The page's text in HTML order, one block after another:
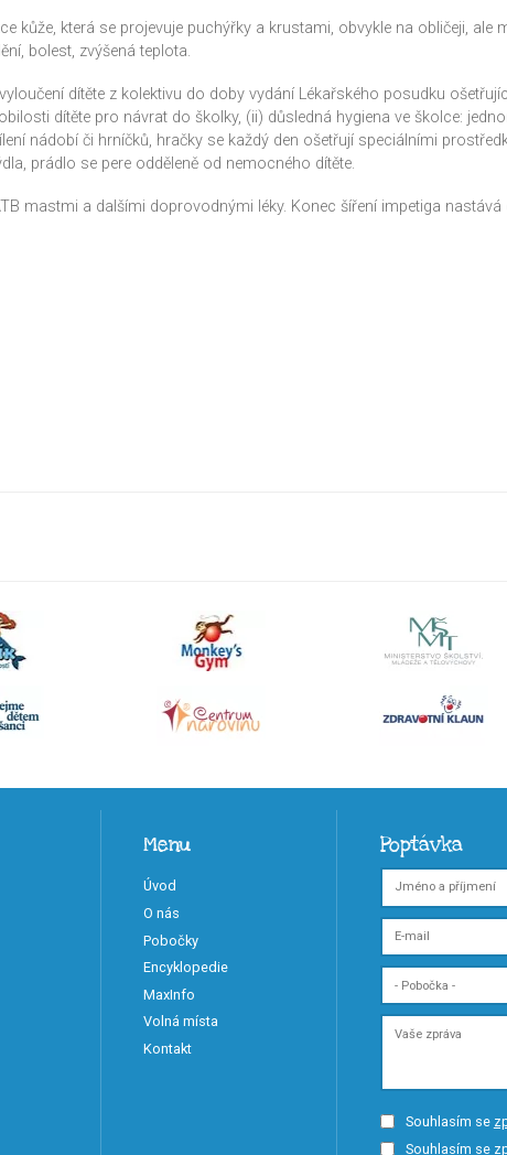
kůže, která se projevuje puchýřky a krustami, obvykle na obličeji, ale
bolest, zvýšená teplota.
dítěte z kolektivu do doby vydání Lékařského posudku
dítěte pro návrat do školky, (ii) důsledná hygiena ve školce:
nádobí či hrníčků, hračky se každý den ošetřují speciálními
prádlo se pere odděleně od nemocného dítěte.
mastmi a dalšími doprovodnými léky. Konec šíření impetiga
Menu
Úvod
O nás
Pobočky
Encyklopedie
MaxInfo
Volná místa
Kontakt
Poptávka
Souhlasím se
Souhlasím se